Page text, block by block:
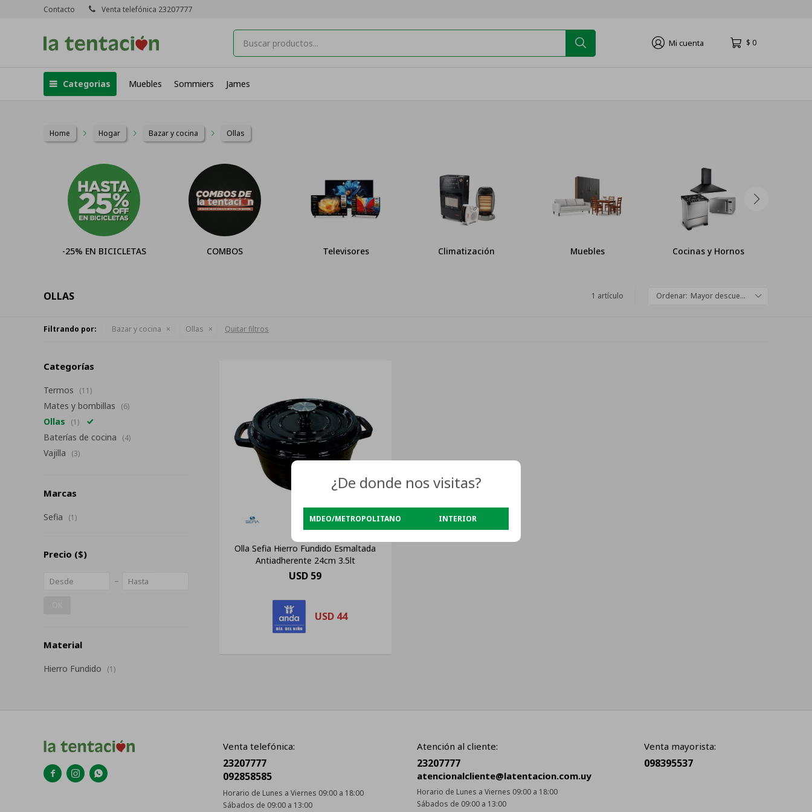
Categorias Muebles Sommiers James
$ 0
Contacto Venta telefónica 23207777
Home Hogar Bazar y cocina Ollas
-25% EN BICICLETAS COMBOS Televisores Climatización Muebles Cocinas y Hornos
OLLAS 1 artículo Mayor descuento
Filtrando por: Bazar y cocina Ollas Quitar filtros
Olla Sefia Hierro Fundido Esmaltada
Antiadherente 24cm 3.5lt
USD 59
USD 44
Categorías
Termos (11)
Mates y bombillas (6)
Ollas (1)
Baterías de cocina (4)
Vajilla (3)
Marcas
Sefia (1)
Precio ($)
Material
Hierro Fundido (1)
  
Venta telefónica:
23207777
092858585
Horario de Lunes a Viernes 09:00 a 18:00
Sábados de 09:00 a 13:00
Atención al cliente:
23207777
atencionalcliente@latentacion.com.uy
Horario de Lunes a Viernes 09:00 a 18:00
Sábados de 09:00 a 13:00
Venta mayorista:
098395537
¿De donde nos visitas?
MDEO/METROPOLITANO INTERIOR